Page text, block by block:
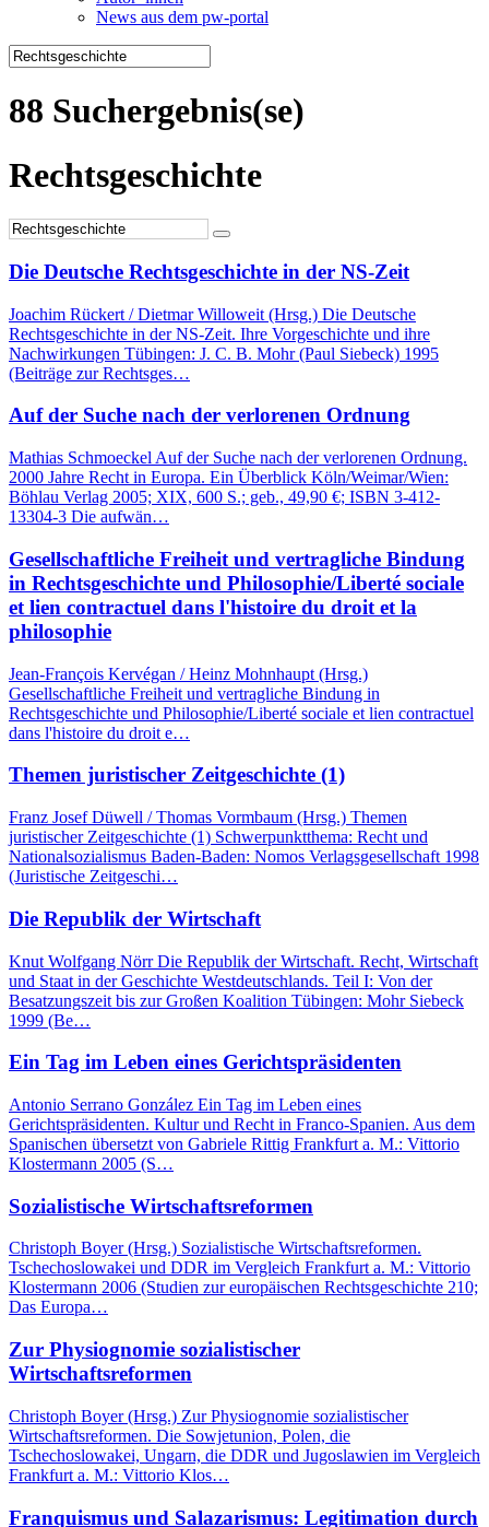
News aus dem pw-portal
88 Suchergebnis(se)
Rechtsgeschichte
Die Deutsche Rechtsgeschichte in der NS-Zeit
Joachim Rückert / Dietmar Willoweit (Hrsg.) Die Deutsche
Rechtsgeschichte in der NS-Zeit. Ihre Vorgeschichte und ihre
Nachwirkungen Tübingen: J. C. B. Mohr (Paul Siebeck) 1995
(Beiträge zur Rechtsges…
Auf der Suche nach der verlorenen Ordnung
Mathias Schmoeckel Auf der Suche nach der verlorenen Ordnung.
2000 Jahre Recht in Europa. Ein Überblick Köln/Weimar/Wien:
Böhlau Verlag 2005; XIX, 600 S.; geb., 49,90 €; ISBN 3-412-
13304-3 Die aufwän…
Gesellschaftliche Freiheit und vertragliche Bindung
in Rechtsgeschichte und Philosophie/Liberté sociale
et lien contractuel dans l'histoire du droit et la
philosophie
Jean-François Kervégan / Heinz Mohnhaupt (Hrsg.)
Gesellschaftliche Freiheit und vertragliche Bindung in
Rechtsgeschichte und Philosophie/Liberté sociale et lien contractuel
dans l'histoire du droit e…
Themen juristischer Zeitgeschichte (1)
Franz Josef Düwell / Thomas Vormbaum (Hrsg.) Themen
juristischer Zeitgeschichte (1) Schwerpunktthema: Recht und
Nationalsozialismus Baden-Baden: Nomos Verlagsgesellschaft 1998
(Juristische Zeitgeschi…
Die Republik der Wirtschaft
Knut Wolfgang Nörr Die Republik der Wirtschaft. Recht, Wirtschaft
und Staat in der Geschichte Westdeutschlands. Teil I: Von der
Besatzungszeit bis zur Großen Koalition Tübingen: Mohr Siebeck
1999 (Be…
Ein Tag im Leben eines Gerichtspräsidenten
Antonio Serrano González Ein Tag im Leben eines
Gerichtspräsidenten. Kultur und Recht in Franco-Spanien. Aus dem
Spanischen übersetzt von Gabriele Rittig Frankfurt a. M.: Vittorio
Klostermann 2005 (S…
Sozialistische Wirtschaftsreformen
Christoph Boyer (Hrsg.) Sozialistische Wirtschaftsreformen.
Tschechoslowakei und DDR im Vergleich Frankfurt a. M.: Vittorio
Klostermann 2006 (Studien zur europäischen Rechtsgeschichte 210;
Das Europa…
Zur Physiognomie sozialistischer
Wirtschaftsreformen
Christoph Boyer (Hrsg.) Zur Physiognomie sozialistischer
Wirtschaftsreformen. Die Sowjetunion, Polen, die
Tschechoslowakei, Ungarn, die DDR und Jugoslawien im Vergleich
Frankfurt a. M.: Vittorio Klos…
Franquismus und Salazarismus: Legitimation durch